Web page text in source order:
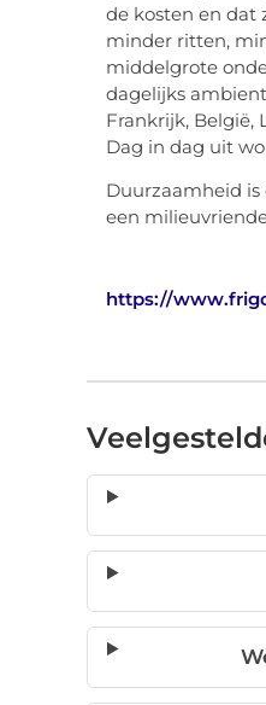
de kosten en dat
minder ritten,
middelgrote
dagelijks
Frankrijk, België,
Dag in dag uit
Duurzaamheid
een
https://